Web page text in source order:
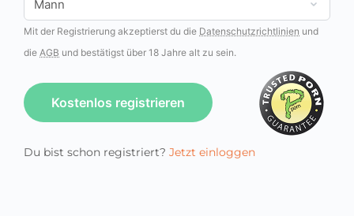
Mit der Registrierung akzeptierst du die Datenschutzrichtlinien und
die AGB und bestätigst über 18 Jahre alt zu sein.
Kostenlos registrieren
Du bist schon registriert? Jetzt einloggen